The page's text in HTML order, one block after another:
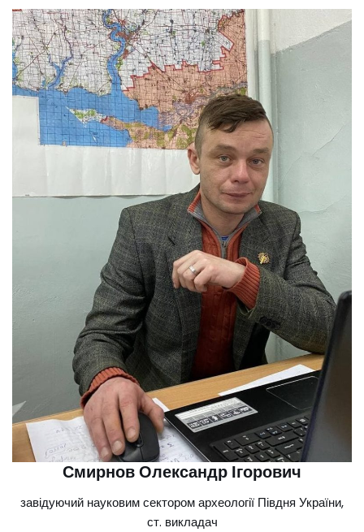
Смирнов Олександр Ігорович
завідуючий науковим сектором археології Півдня України,
ст. викладач